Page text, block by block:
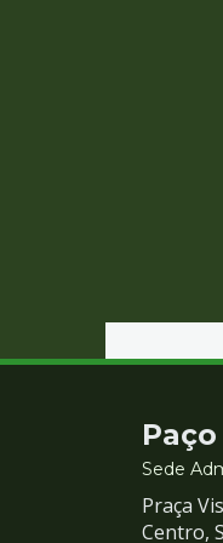
e
Sede
Praça
Centro,